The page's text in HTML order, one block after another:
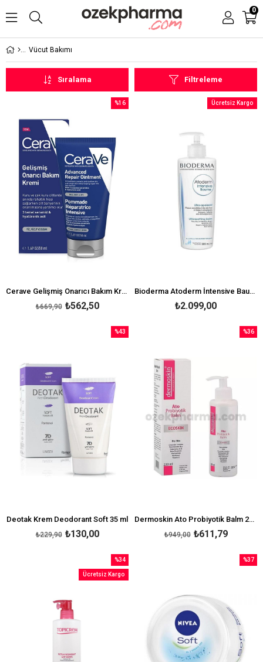
0
Vücut Bakımı
Filtreleme
Sıralama
Cerave Gelişmiş Onarıcı Bakım Kremi 50 ml
₺562,50
₺669,90
%16
Bioderma Atoderm İntensive Baume 500 ml
₺2.099,00
Ücretsiz Kargo
Deotak Krem Deodorant Soft 35 ml
₺130,00
₺229,90
%43
Dermoskin Ato Probiyotik Balm 230ml
₺611,79
₺949,00
%36
%34
İndirim
Ücretsiz Kargo
%37